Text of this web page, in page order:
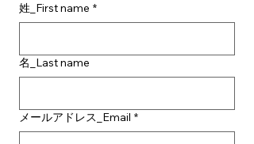
姓_First name *
名_Last name
メールアドレス_Email *